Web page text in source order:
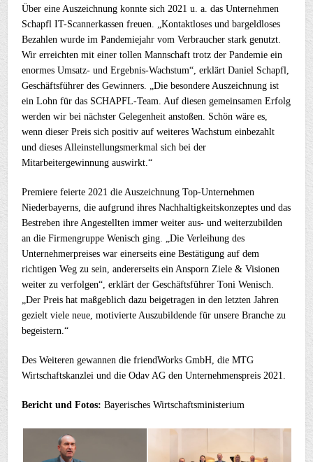
Über eine Auszeichnung konnte sich 2021 u. a. das Unternehmen
Schapfl IT-Scannerkassen freuen. „Kontaktloses und bargeldloses
Bezahlen wurde im Pandemiejahr vom Verbraucher stark genutzt.
Wir erreichten mit einer tollen Mannschaft trotz der Pandemie ein
enormes Umsatz- und Ergebnis-Wachstum“, erklärt Daniel Schapfl,
Geschäftsführer des Gewinners. „Die besondere Auszeichnung ist
ein Lohn für das SCHAPFL-Team. Auf diesen gemeinsamen Erfolg
werden wir bei nächster Gelegenheit anstoßen. Schön wäre es,
wenn dieser Preis sich positiv auf weiteres Wachstum einbezahlt
und dieses Alleinstellungsmerkmal sich bei der
Mitarbeitergewinnung auswirkt.“
Premiere feierte 2021 die Auszeichnung Top-Unternehmen
Niederbayerns, die aufgrund ihres Nachhaltigkeitskonzeptes und das
Bestreben ihre Angestellten immer weiter aus- und weiterzubilden
an die Firmengruppe Wenisch ging. „Die Verleihung des
Unternehmerpreises war einerseits eine Bestätigung auf dem
richtigen Weg zu sein, andererseits ein Ansporn Ziele & Visionen
weiter zu verfolgen“, erklärt der Geschäftsführer Toni Wenisch.
„Der Preis hat maßgeblich dazu beigetragen in den letzten Jahren
gezielt viele neue, motivierte Auszubildende für unsere Branche zu
begeistern.“
Des Weiteren gewannen die friendWorks GmbH, die MTG
Wirtschaftskanzlei und die Odav AG den Unternehmenspreis 2021.
Bericht und Fotos: Bayerisches Wirtschaftsministerium